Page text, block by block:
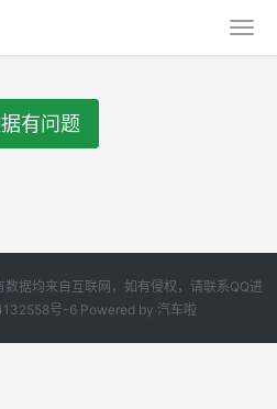
有问题
据均来自互联网，如有侵权，请联系QQ进
号-6Powered by 汽车啦